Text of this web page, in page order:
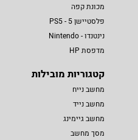
מכונת קפה
פלסטיישן 5 - PS5
נינטנדו - Nintendo
מדפסת HP
קטגוריות מובילות
מחשב נייח
מחשב נייד
מחשב גיימינג
מסך מחשב